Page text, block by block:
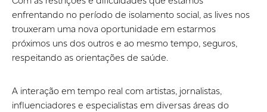
enfrentando no período de isolamento social, as lives nos
trouxeram uma nova oportunidade em estarmos
próximos uns dos outros e ao mesmo tempo, seguros,
respeitando as orientações de saúde.
A interação em tempo real com artistas, jornalistas,
influenciadores e especialistas em diversas áreas do